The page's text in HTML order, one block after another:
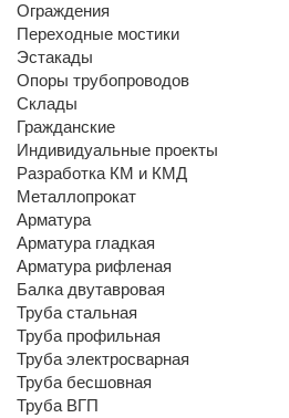
Ограждения
Переходные мостики
Эстакады
Опоры трубопроводов
Склады
Гражданские
Индивидуальные проекты
Разработка КМ и КМД
Металлопрокат
Арматура
Арматура гладкая
Арматура рифленая
Балка двутавровая
Труба стальная
Труба профильная
Труба электросварная
Труба бесшовная
Труба ВГП